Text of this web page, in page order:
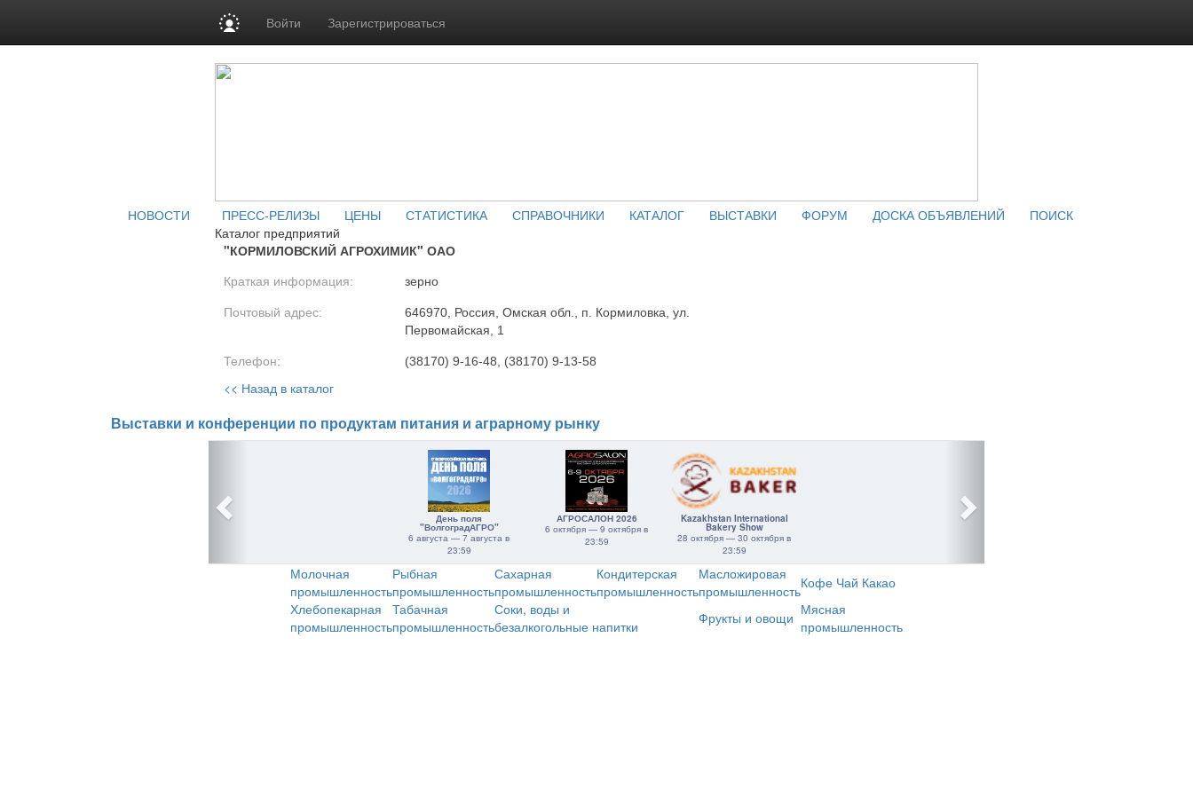
Войти Зарегистрироваться
НОВОСТИ ПРЕСС-РЕЛИЗЫ ЦЕНЫ СТАТИСТИКА СПРАВОЧНИКИ КАТАЛОГ ВЫСТАВКИ ФОРУМ ДОСКА ОБЪЯВЛЕНИЙ
ПОИСК
Каталог предприятий
"КОРМИЛОВСКИЙ АГРОХИМИК" ОАО
Краткая информация: зерно
Почтовый адрес:
646970, Россия, Омская обл., п. Кормиловка, ул.
Первомайская, 1
Телефон: (38170) 9-16-48, (38170) 9-13-58
<< Назад в каталог
Выставки и конференции по продуктам питания и аграрному рынку
День поля
"ВолгоградАГРО"
6 августа — 7 августа в
23:59
АГРОСАЛОН 2026
6 октября — 9 октября в
23:59
Kazakhstan International
Bakery Show
28 октября — 30 октября в
23:59
Молочная
промышленность
Рыбная
промышленность
Сахарная
промышленность
Кондитерская
промышленность
Масложировая
промышленностьКофе Чай Какао
Хлебопекарная
промышленность
Табачная
промышленность
Соки, воды и
безалкогольные напитки
Фрукты и овощи Мясная
промышленность